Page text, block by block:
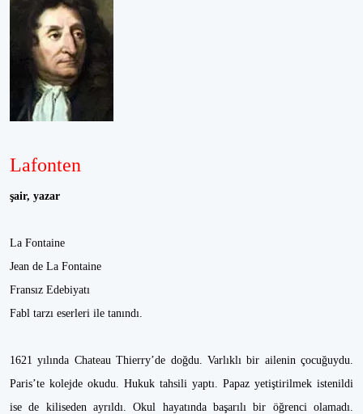
Lafonten
şair, yazar
La Fontaine
Jean de La Fontaine
Fransız Edebiyatı
Fabl tarzı eserleri ile tanındı.
1621 yılında Chateau Thierry’de doğdu. Varlıklı bir ailenin çocuğuydu.
Paris’te kolejde okudu. Hukuk tahsili yaptı. Papaz yetiştirilmek istenildi
ise de kiliseden ayrıldı. Okul hayatında başarılı bir öğrenci olamadı.